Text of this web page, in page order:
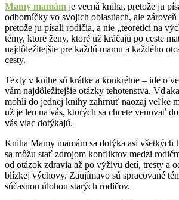
Mamy mamám je vecná kniha, pretože ju
odborníčky vo svojich oblastiach, ale
pretože ju písali rodičia, a nie „teoretici na
témy, ktoré ženy, ktoré už kráčajú po ceste
najdôležitejšie pre každú mamu a každého
cesty.
Texty v knihe sú krátke a konkrétne – ide o
vám najdôležitejšie otázky tehotenstva.
mohli do jednej knihy zahrnúť naozaj veľké
už je len na vás, ktorých sa chcete venovať
vás viac dotýkajú.
Kniha Mamy mamám sa dotýka asi všetkých
sa môžu stať zdrojom konfliktov medzi
od otázok zdravia až po výživu detí, tresty a
blízkej výchovy. Zaujímavo sú spracované
súčasnou úlohou starých rodičov.